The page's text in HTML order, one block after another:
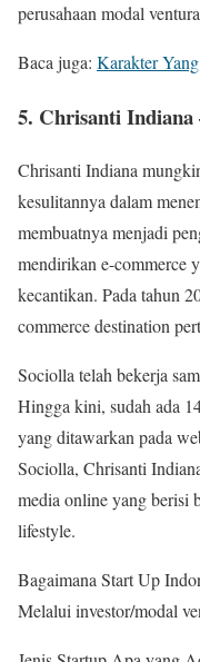
perusahaan modal
Baca juga: Karakter
5. Chrisanti Indiana
Chrisanti Indiana
kesulitannya dalam
membuatnya menjadi
mendirikan e-commerce
kecantikan. Pada tahun
commerce destination
Sociolla telah bekerja
Hingga kini, sudah ada
yang ditawarkan pada
Sociolla, Chrisanti
media online yang berisi
lifestyle.
Bagaimana Start Up
Melalui investor/modal